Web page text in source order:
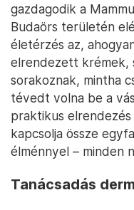
gazdagodik a
Budaörs területén
életérzés az,
elrendezett krémek,
sorakoznak, mintha
tévedt volna be a
praktikus
kapcsolja össze
élménnyel – minden
Tanácsadás